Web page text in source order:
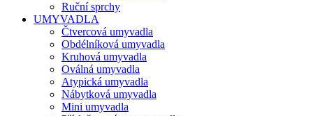
Ruční sprchy
UMYVADLA
Čtvercová umyvadla
Obdélníková umyvadla
Kruhová umyvadla
Oválná umyvadla
Atypická umyvadla
Nábytková umyvadla
Mini umyvadla